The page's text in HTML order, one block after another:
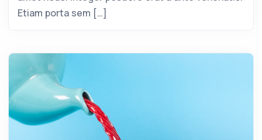
Etiam porta sem […]